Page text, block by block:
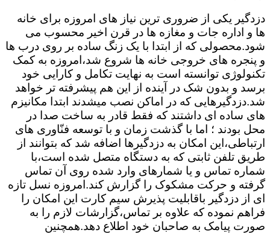
دزدگیر یکی از ضروری ترین نیاز های امروزه برای خانه
ها و اداره جات و مغازه ها در قرن اخیر محسوب می
شود.محصولی که از ابتدا با یک زنگ ساده بر روی درب ها
و پنجره های خروجی خانه ها شروع شد،امروزه به کمک
تکنولوژی توانسته است به نهایت تکامل و کارایی خود
برسد و بدون شک در آینده از این هم پیشرفته تر خواهد
شد.دزدگیرهایی که در اماکن نصب میشدند ابتدا مکانیزم
های ساده ای داشتند که فقط قادر به ساخت صدا در
محل بودند ؛ اما با گذشت زمان و با توسعه فنّاوری های
ارتباطی،این امکان به دزدگیرها اضافه شد که بتوانند از
طریق تلفن ثابتی که به دستگاه متصل شده است،با
شماره تماس و یا شمارهای وارد شده روی آن تماس
گرفته و حرکت مشکوک را گزارش کند.امروزه نسل تازه
ای از دزدگیر باقابلیت پذیرش سیم کارت این امکان را
فراهم نموده که علاوه بر تماس،گزارشات لازم را به
صورت پیامک به صاحبان خود اطلاع دهد.همچنین